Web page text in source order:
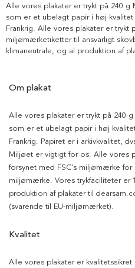
Alle vores plakater er trykt på 240 g
som er et ubelagt papir i høj kvalitet
Frankrig. Alle vores plakater er trykt
miljømærketiketter til ansvarligt
klimaneutrale, og al produktion af
Om plakat
Alle vores plakater er trykt på 240
som er et ubelagt papir i høj
Frankrig. Papiret er i arkivkvalitet,
Miljøet er vigtigt for os. Alle vores
forsynet med FSC's miljømærke for
miljømærke. Vores trykfaciliteter er
produktion af plakater til
(svarende til EU-miljømærket).
Kvalitet
Alle vores plakater er